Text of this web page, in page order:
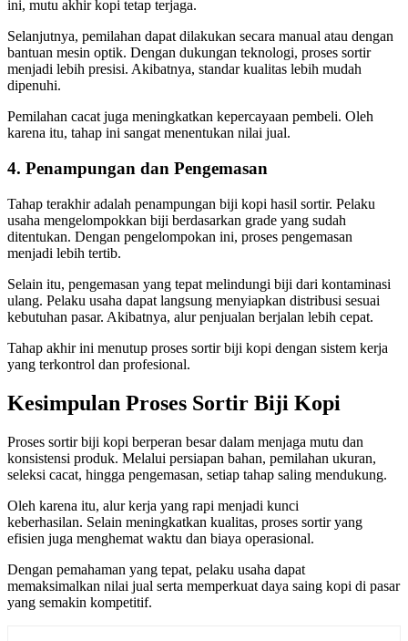
ini, mutu akhir kopi tetap terjaga.
Selanjutnya, pemilahan dapat dilakukan secara manual atau dengan
bantuan mesin optik. Dengan dukungan teknologi, proses sortir
menjadi lebih presisi. Akibatnya, standar kualitas lebih mudah
dipenuhi.
Pemilahan cacat juga meningkatkan kepercayaan pembeli. Oleh
karena itu, tahap ini sangat menentukan nilai jual.
4. Penampungan dan Pengemasan
Tahap terakhir adalah penampungan biji kopi hasil sortir. Pelaku
usaha mengelompokkan biji berdasarkan grade yang sudah
ditentukan. Dengan pengelompokan ini, proses pengemasan
menjadi lebih tertib.
Selain itu, pengemasan yang tepat melindungi biji dari kontaminasi
ulang. Pelaku usaha dapat langsung menyiapkan distribusi sesuai
kebutuhan pasar. Akibatnya, alur penjualan berjalan lebih cepat.
Tahap akhir ini menutup proses sortir biji kopi dengan sistem kerja
yang terkontrol dan profesional.
Kesimpulan Proses Sortir Biji Kopi
Proses sortir biji kopi berperan besar dalam menjaga mutu dan
konsistensi produk. Melalui persiapan bahan, pemilahan ukuran,
seleksi cacat, hingga pengemasan, setiap tahap saling mendukung.
Oleh karena itu, alur kerja yang rapi menjadi kunci
keberhasilan. Selain meningkatkan kualitas, proses sortir yang
efisien juga menghemat waktu dan biaya operasional.
Dengan pemahaman yang tepat, pelaku usaha dapat
memaksimalkan nilai jual serta memperkuat daya saing kopi di pasar
yang semakin kompetitif.